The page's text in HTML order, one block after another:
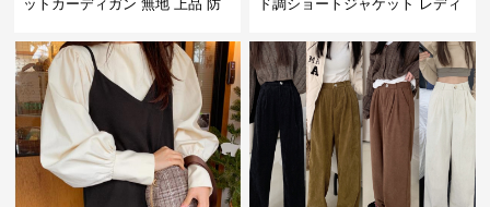
ットカーディガン 無地 上品 防
ド調ショートジャケット レディ